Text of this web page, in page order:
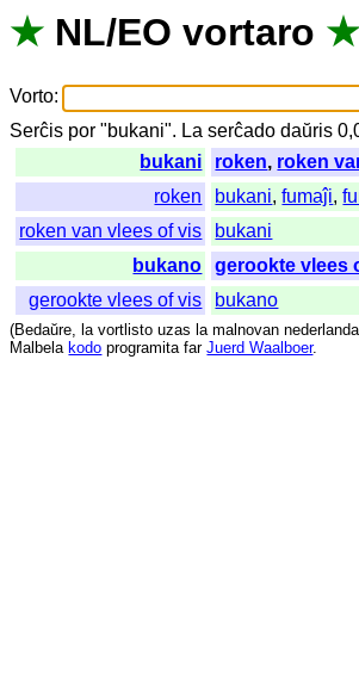
★ NL/EO vortaro ★
Vorto:
Serĉis por "bukani". La serĉado daŭris
bukani
roken, roken
roken
bukani,fumaĵi,
roken van vlees of vis
bukani
bukano
gerookte vlees
gerookte vlees of vis
bukano
(Bedaŭre, la vortlisto uzas la malnovan
Malbela kodo programita far Juerd Waalboer.